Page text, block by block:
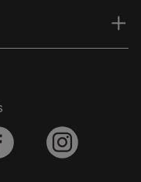
instagram